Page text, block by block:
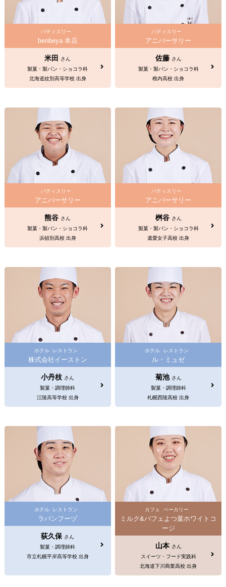
パティスリー
benbeya 本店
米田
さん
製菓・製パン・ショコラ科
北海道紋別高等学校 出身
パティスリー
アニバーサリー
佐藤 さん
製菓・製パン・ショコラ科
稚内高校 出身
パティスリー
アニバーサリー
熊谷 さん
製菓・製パン・ショコラ科
浜頓別高校 出身
パティスリー
アニバーサリー
桝谷 さん
製菓・製パン・ショコラ科
遺愛女子高校 出身
ホテル レストラン
株式会社イーストン
小丹枝 さん
製菓・調理師科
江陵高等学校 出身
ホテル レストラン
ル・ミュゼ
菊池 さん
製菓・調理師科
札幌西陵高校 出身
ホテル レストラン
ラパンフーヅ
荻久保 さん
製菓・調理師科
市立札幌平岸高等学校 出身
カフェ ベーカリー
ミルク&パフェよつ葉ホワイトコ
ージ
山本 さん
スイーツ・フード実践科
北海道下川商業高校 出身